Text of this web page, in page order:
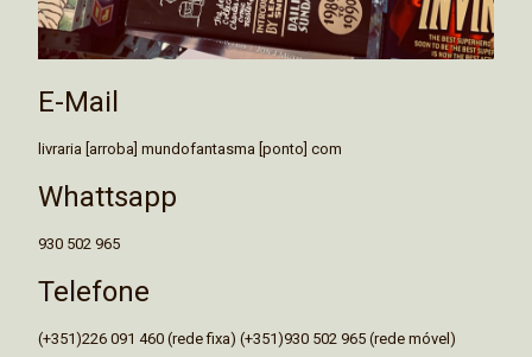
E-Mail
livraria [arroba] mundofantasma [ponto] com
Whattsapp
930 502 965
Telefone
(+351)226 091 460 (rede fixa) (+351)930 502 965 (rede móvel)